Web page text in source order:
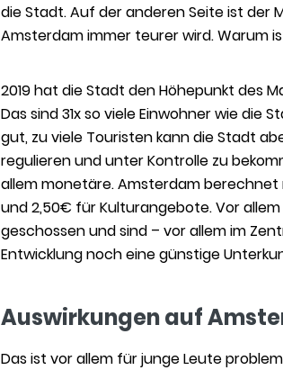
die Stadt. Auf der anderen Seite ist der
Amsterdam immer teurer wird. Warum
2019 hat die Stadt den Höhepunkt des
Das sind 31x so viele Einwohner wie die
gut, zu viele Touristen kann die Stadt
regulieren und unter Kontrolle zu
allem monetäre. Amsterdam
und 2,50€ für Kulturangebote. Vor
geschossen und sind – vor allem im
Entwicklung noch eine günstige
Auswirkungen auf
Das ist vor allem für junge Leute